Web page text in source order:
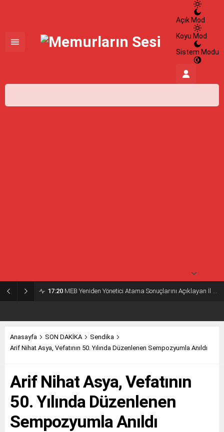
17:20 MEB Yeniden Yönetici Atama Sonuçlarını Açıklayan İl MEM’ler Listesi
Açık Mod
Koyu Mod
Sistem Modu
Anasayfa SON DAKİKA
Sendika
Arif Nihat Asya, Vefatının 50. Yılında Düzenlenen Sempozyumla Anıldı
Arif Nihat Asya, Vefatının
50. Yılında Düzenlenen
Sempozyumla Anıldı